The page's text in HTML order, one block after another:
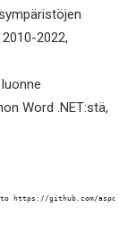
2022,
Word .NET:stä,